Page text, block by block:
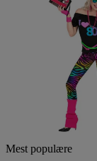
Mest populære